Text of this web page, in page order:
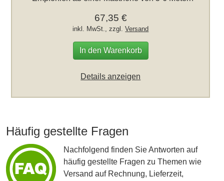
67,35 €
inkl. MwSt., zzgl.Versand
In den Warenkorb
Details anzeigen
Häufig gestellte Fragen
Nachfolgend finden Sie Antworten auf
häufig gestellte Fragen zu Themen wie
Versand auf Rechnung, Lieferzeit,